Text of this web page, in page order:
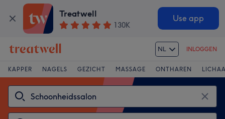
Treatwell
130K
Use app
NL INLOGGEN
KAPPER NAGELS GEZICHT MASSAGE ONTHAREN